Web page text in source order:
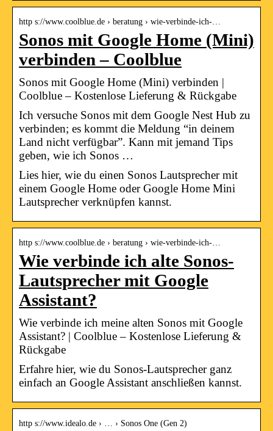
http s://www.coolblue.de › beratung › wie-verbinde-ich-…
Sonos mit Google Home (Mini)
verbinden – Coolblue
Sonos mit Google Home (Mini) verbinden |
Coolblue – Kostenlose Lieferung & Rückgabe
Ich versuche Sonos mit dem Google Nest Hub zu
verbinden; es kommt die Meldung “in deinem
Land nicht verfügbar”. Kann mit jemand Tips
geben, wie ich Sonos …
Lies hier, wie du einen Sonos Lautsprecher mit
einem Google Home oder Google Home Mini
Lautsprecher verknüpfen kannst.
http s://www.coolblue.de › beratung › wie-verbinde-ich-…
Wie verbinde ich alte Sonos-
Lautsprecher mit Google
Assistant?
Wie verbinde ich meine alten Sonos mit Google
Assistant? | Coolblue – Kostenlose Lieferung &
Rückgabe
Erfahre hier, wie du Sonos-Lautsprecher ganz
einfach an Google Assistant anschließen kannst.
http s://www.idealo.de › … › Sonos One (Gen 2)